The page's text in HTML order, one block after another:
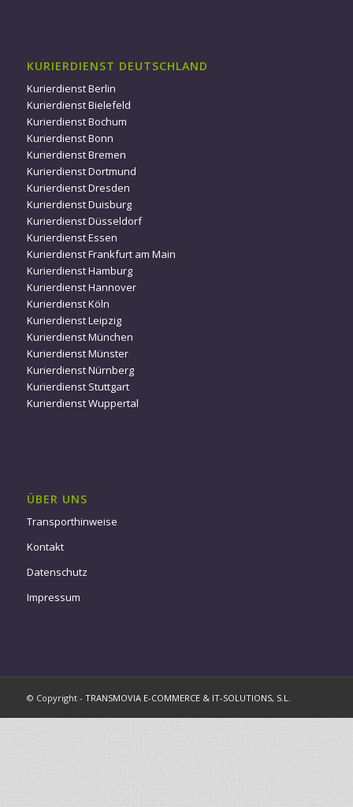
KURIERDIENST DEUTSCHLAND
Kurierdienst Berlin
Kurierdienst Bielefeld
Kurierdienst Bochum
Kurierdienst Bonn
Kurierdienst Bremen
Kurierdienst Dortmund
Kurierdienst Dresden
Kurierdienst Duisburg
Kurierdienst Düsseldorf
Kurierdienst Essen
Kurierdienst Frankfurt am Main
Kurierdienst Hamburg
Kurierdienst Hannover
Kurierdienst Köln
Kurierdienst Leipzig
Kurierdienst München
Kurierdienst Münster
Kurierdienst Nürnberg
Kurierdienst Stuttgart
Kurierdienst Wuppertal
ÜBER UNS
Transporthinweise
Kontakt
Datenschutz
Impressum
© Copyright - TRANSMOVIA E-COMMERCE & IT-SOLUTIONS, S.L.